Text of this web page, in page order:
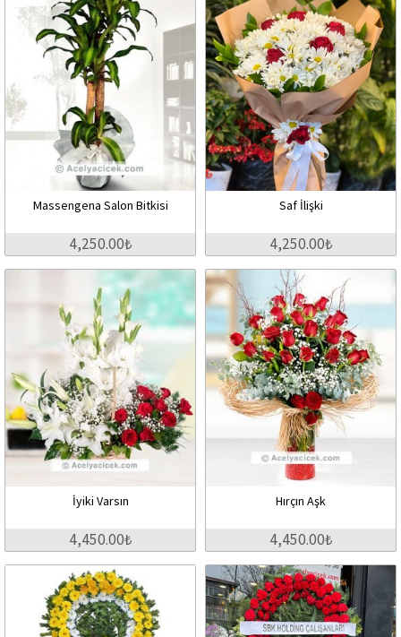
Massengena Salon Bitkisi
4,250.00₺
Saf İlişki
4,250.00₺
İyiki Varsın
4,450.00₺
Hırçın Aşk
4,450.00₺